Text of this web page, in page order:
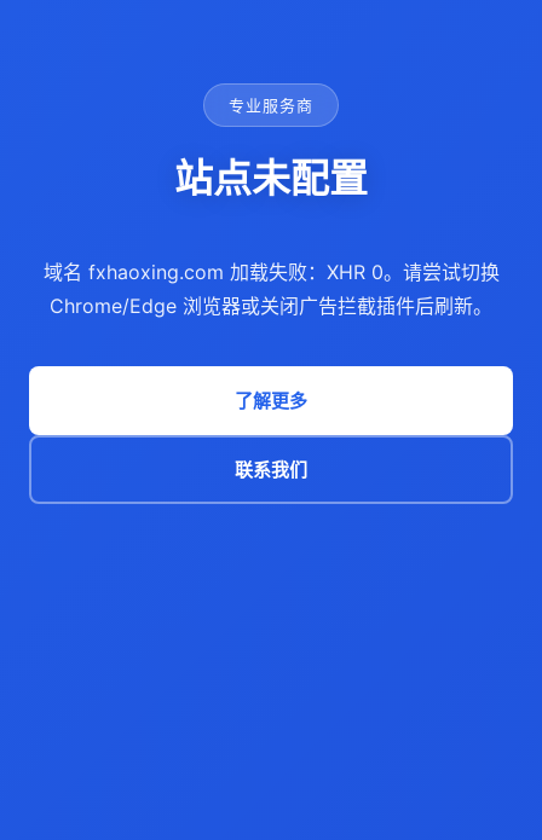
专业服务商
站点未配置
域名 fxhaoxing.com 加载失败：XHR 0。请尝试切换
Chrome/Edge 浏览器或关闭广告拦截插件后刷新。
了解更多
联系我们